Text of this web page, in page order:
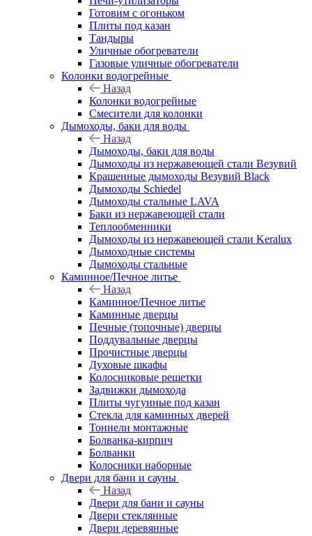
Готовим с огоньком
Плиты под казан
Тандыры
Уличные обогреватели
Газовые уличные обогреватели
Колонки водогрейные
Назад
Колонки водогрейные
Смесители для колонки
Дымоходы, баки для воды
Назад
Дымоходы, баки для воды
Дымоходы из нержавеющей стали Везувий
Крашенные дымоходы Везувий Black
Дымоходы Schiedel
Дымоходы стальные LAVA
Баки из нержавеющей стали
Теплообменники
Дымоходы из нержавеющей стали Keralux
Дымоходные системы
Дымоходы стальные
Каминное/Печное литье
Назад
Каминное/Печное литье
Каминные дверцы
Печные (топочные) дверцы
Поддувальные дверцы
Прочистные дверцы
Духовые шкафы
Колосниковые решетки
Задвижки дымохода
Плиты чугунные под казан
Стекла для каминных дверей
Тоннели монтажные
Болванка-кирпич
Болванки
Колосники наборные
Двери для бани и сауны
Назад
Двери для бани и сауны
Двери стеклянные
Двери деревянные